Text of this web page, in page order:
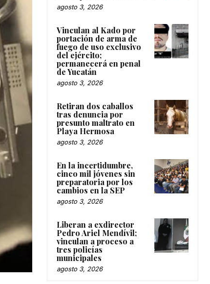
agosto 3, 2026
Vinculan al Kado por
portación de arma de
fuego de uso exclusivo
del ejército;
permanecerá en penal
de Yucatán
agosto 3, 2026
Retiran dos caballos
tras denuncia por
presunto maltrato en
Playa Hermosa
agosto 3, 2026
En la incertidumbre,
cinco mil jóvenes sin
preparatoria por los
cambios en la SEP
agosto 3, 2026
Liberan a exdirector
Pedro Ariel Mendívil;
vinculan a proceso a
tres policías
municipales
agosto 3, 2026